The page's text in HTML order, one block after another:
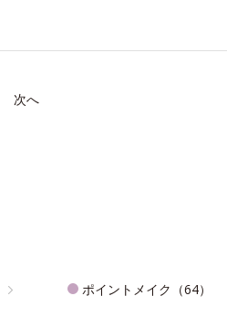
次へ
ポイントメイク（64）